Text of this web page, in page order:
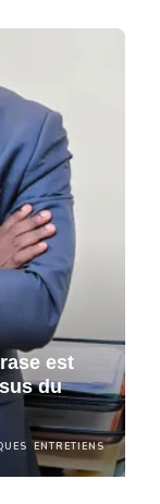
ENTRETIENS
est
du